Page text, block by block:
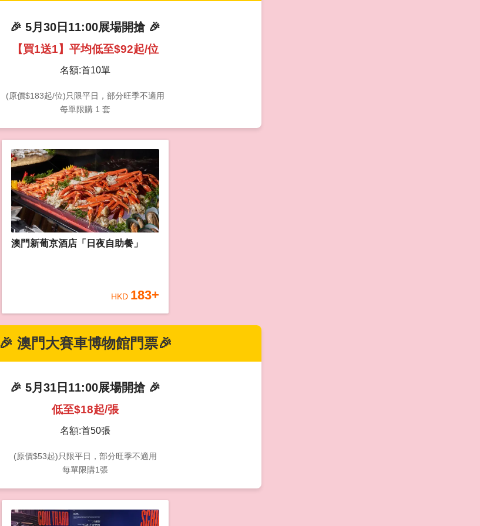
🎉 5月30日11:00展場開搶 🎉
【買1送1】平均低至$92起/位
名額:首10單
(原價$183起/位)只限平日，部分旺季不適用
每單限購 1 套
澳門新葡京酒店「日夜自助餐」
HKD 183+
🎉 澳門大賽車博物館門票🎉
🎉 5月31日11:00展場開搶 🎉
低至$18起/張
名額:首50張
(原價$53起)只限平日，部分旺季不適用
每單限購1張